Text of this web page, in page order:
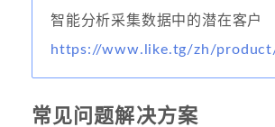
智能分析采集数据中的潜在客户
https://www.like.tg/zh/
常见问题解决方案